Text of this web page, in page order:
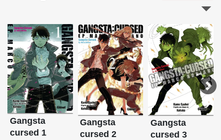
Gangsta
cursed 1
Gangsta
cursed 2
Gangsta
cursed 3